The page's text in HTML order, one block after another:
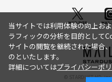
© STARDUST HD.
当サイトでは利用体験の向上お
ラフィックの分析を目的として
サイトの閲覧を継続された場合
のといたします。
詳細についてはプライバシーポ